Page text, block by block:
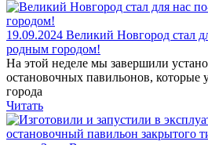
19.09.2024 Великий Новгород стал
родным городом!
На этой неделе мы завершили
остановочных павильонов,
города
Читать